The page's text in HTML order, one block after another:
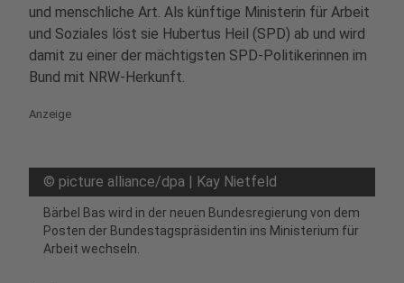
und menschliche Art. Als künftige Ministerin für Arbeit
und Soziales löst sie Hubertus Heil (SPD) ab und wird
damit zu einer der mächtigsten SPD-Politikerinnen im
Bund mit NRW-Herkunft.
Anzeige
© picture alliance/dpa | Kay Nietfeld
Bärbel Bas wird in der neuen Bundesregierung von dem
Posten der Bundestagspräsidentin ins Ministerium für
Arbeit wechseln.